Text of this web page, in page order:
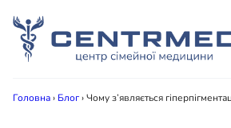
Головна› Блог›Чому з’являється